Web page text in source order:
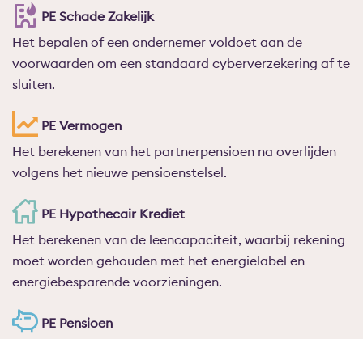
PE Schade Zakelijk
Het bepalen of een ondernemer voldoet aan de
voorwaarden om een standaard cyberverzekering af te
sluiten.
PE Vermogen
Het berekenen van het partnerpensioen na overlijden
volgens het nieuwe pensioenstelsel.
PE Hypothecair Krediet
Het berekenen van de leencapaciteit, waarbij rekening
moet worden gehouden met het energielabel en
energiebesparende voorzieningen.
PE Pensioen